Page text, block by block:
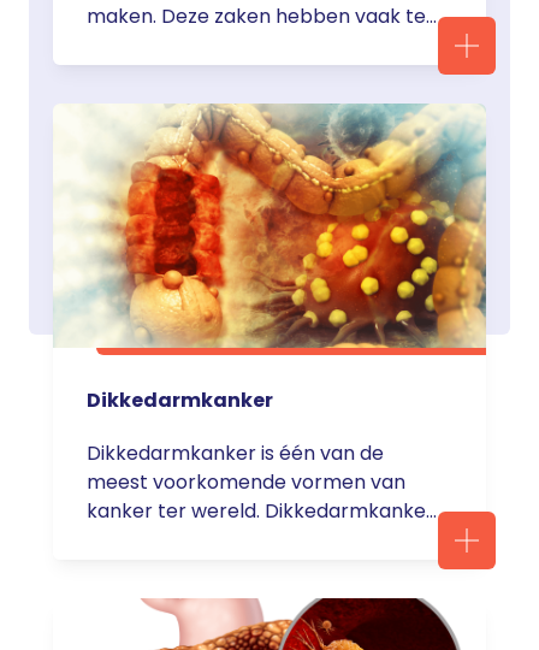
maken. Deze zaken hebben vaak te
gedrag. Maagkanker wordt in de
meeste gevallen pas laat ontdekt.
Dit komt omdat mensen pas laat
klachten krijgen. Deze klachten zijn
vaak algemeen en komen bij veel
andere ziekten ook voor. … <a
href="https://servier.nl/acute-
lymfatische-
leukemie/">Continued</a>
Dikkedarmkanker
Dikkedarmkanker is één van de
meest voorkomende vormen van
kanker ter wereld. Dikkedarmkanker
Dikkedarmkanker komt bij vrouwen
en mannen even vaak voor.